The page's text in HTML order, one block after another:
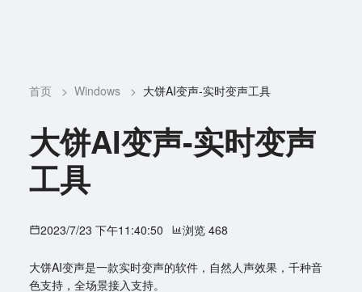
首页 > Windows > 大饼AI变声-实时变声工具
大饼AI变声-实时变声
工具
2023/7/23 下午11:40:50 浏览 468
大饼AI变声是一款实时变声的软件，自然人声效果，千种音
色支持，全场景接入支持。